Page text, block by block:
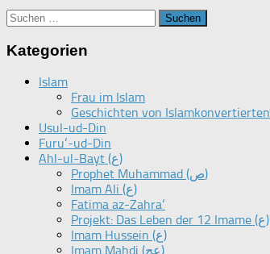
Suchen
nach:
Kategorien
Islam
Frau im Islam
Geschichten von Islamkonvertierten
Usul-ud-Din
Furu‘-ud-Din
Ahl-ul-Bayt (ع)
Prophet Muhammad (ص)
Imam Ali (ع)
Fatima az-Zahra‘
Projekt: Das Leben der 12 Imame (ع)
Imam Hussein (ع)
Imam Mahdi (عج)